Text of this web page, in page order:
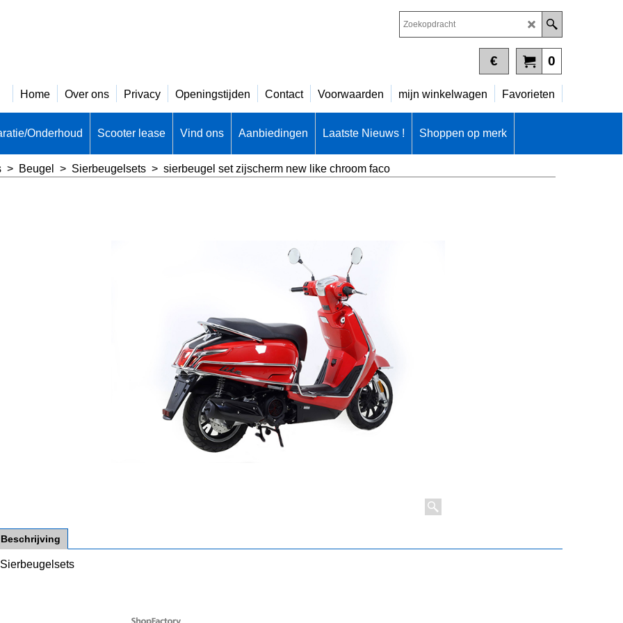
0
€
Home Over ons Privacy Openingstijden Contact Voorwaarden mijn winkelwagen Favorieten
Onderhoud Scooter lease Vind ons Aanbiedingen Laatste Nieuws ! Shoppen op merk
> Beugel > Sierbeugelsets > sierbeugel set zijscherm new like chroom faco
Beschrijving
Sierbeugelsets
Webwinkel gemaakt met